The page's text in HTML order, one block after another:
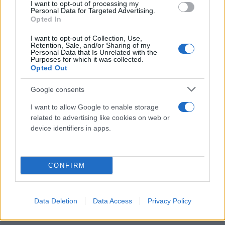
I want to opt-out of processing my
Personal Data for Targeted Advertising.
Opted In
I want to opt-out of Collection, Use,
Retention, Sale, and/or Sharing of my
Personal Data that Is Unrelated with the
Purposes for which it was collected.
Opted Out
Google consents
I want to allow Google to enable storage
related to advertising like cookies on web or
device identifiers in apps.
CONFIRM
Data Deletion Data Access Privacy Policy
φτάνουν τα λόγια- ότι είναι πρόεδρος όλων των
μελών. Πώς θα καταστείλει εν τη γενέσει τους
διάφορες εκδικητικές ανοησίες που ακούστηκαν
και γράφτηκαν την προεκλογική περίοδο. Τι
επιλογή συνεργατών θα κάνει και με ποια κριτήρια.
Και κατά πόσο τον πρώτο ευαίσθητο καιρό θα
αποκαταστήσει μια νέα ομαλότητα στη λειτουργία
και στη δράση του ΣΥΡΙΖΑ.